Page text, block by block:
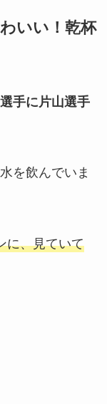
いい！乾杯
手に片山選手
を飲んでいま
に、見ていて